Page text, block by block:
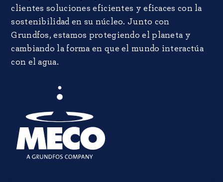
clientes soluciones eficientes y eficaces con la
sostenibilidad en su núcleo. Junto con
Grundfos, estamos protegiendo el planeta y
cambiando la forma en que el mundo interactúa
con el agua.